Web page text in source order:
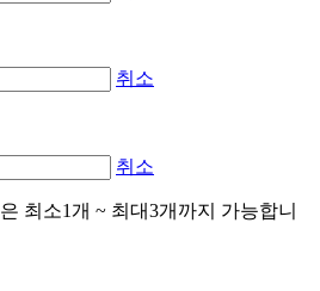
취소
취소
최소1개 ~ 최대3개까지 가능합니